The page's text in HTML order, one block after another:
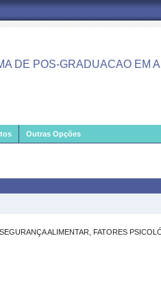
DE POS-GRADUACAO EM
Outras Opções
ALIMENTAR, FATORES